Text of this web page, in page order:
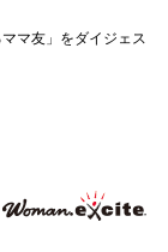
マ友」をダイジェス